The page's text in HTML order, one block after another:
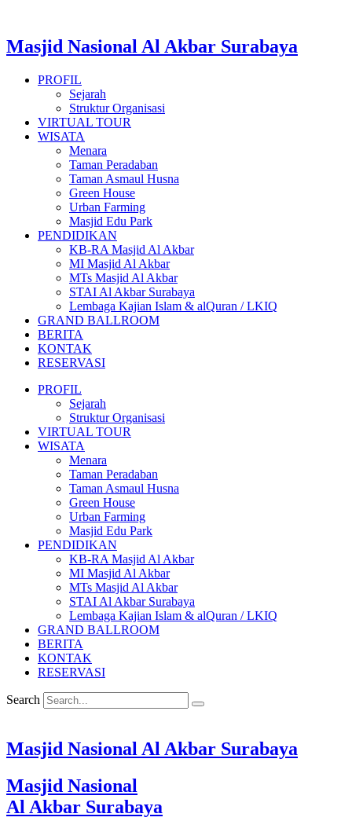
Masjid Nasional Al Akbar Surabaya
PROFIL
Sejarah
Struktur Organisasi
VIRTUAL TOUR
WISATA
Menara
Taman Peradaban
Taman Asmaul Husna
Green House
Urban Farming
Masjid Edu Park
PENDIDIKAN
KB-RA Masjid Al Akbar
MI Masjid Al Akbar
MTs Masjid Al Akbar
STAI Al Akbar Surabaya
Lembaga Kajian Islam & alQuran / LKIQ
GRAND BALLROOM
BERITA
KONTAK
RESERVASI
PROFIL
Sejarah
Struktur Organisasi
VIRTUAL TOUR
WISATA
Menara
Taman Peradaban
Taman Asmaul Husna
Green House
Urban Farming
Masjid Edu Park
PENDIDIKAN
KB-RA Masjid Al Akbar
MI Masjid Al Akbar
MTs Masjid Al Akbar
STAI Al Akbar Surabaya
Lembaga Kajian Islam & alQuran / LKIQ
GRAND BALLROOM
BERITA
KONTAK
RESERVASI
Search
Masjid Nasional Al Akbar Surabaya
Masjid Nasional
Al Akbar Surabaya